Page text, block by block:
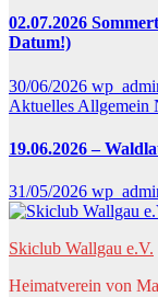
02.07.2026
Datum!)
30/06/2026
Aktuelles Allgemein
19.06.2026 –
31/05/2026
Skiclub Wallgau e.V.
Heimatverein von